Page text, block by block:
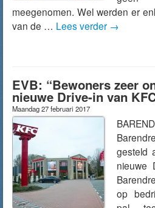
meegenomen. Wel werden er
van de … Lees verder →
EVB: “Bewoners zeer
nieuwe Drive-in van
Maandag 27 februari 2017
gesteld
nieuwe
op